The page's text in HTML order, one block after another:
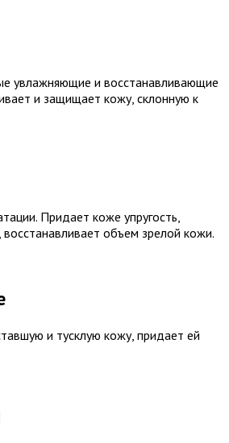
увлажняющие и восстанавливающие
и защищает кожу, склонную к
Придает коже упругость,
объем зрелой кожи.
и тусклую кожу, придает ей